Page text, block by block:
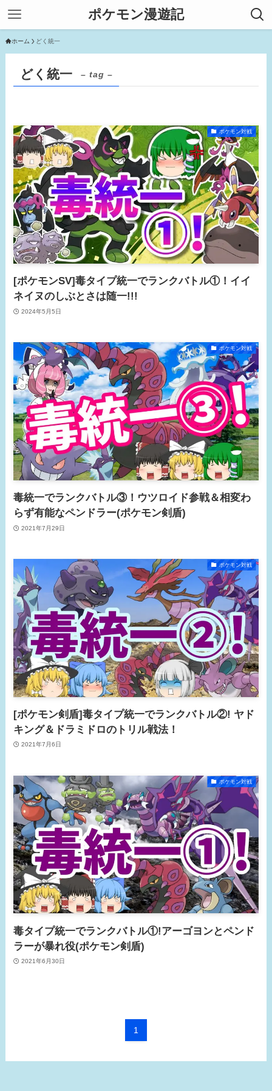
ポケモン漫遊記
ホーム どく統一
どく統一 – tag –
ポケモン対戦
[ポケモンSV]毒タイプ統一でランクバトル①！イイ
ネイヌのしぶとさは随一!!!
2024年5月5日
ポケモン対戦
毒統一でランクバトル③！ウツロイド参戦＆相変わ
らず有能なペンドラー(ポケモン剣盾)
2021年7月29日
ポケモン対戦
[ポケモン剣盾]毒タイプ統一でランクバトル②! ヤド
キング＆ドラミドロのトリル戦法！
2021年7月6日
ポケモン対戦
毒タイプ統一でランクバトル①!アーゴヨンとペンド
ラーが暴れ役(ポケモン剣盾)
2021年6月30日
1